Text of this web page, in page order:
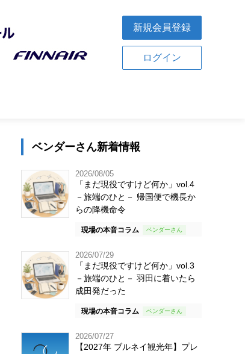
新規会員登録
ログイン
ベンダーさん新着情報
2026/08/05
「まだ現役ですけど何か」vol.4
－旅端のひと－ 帰国便で機長か
らの降機命令
現場の本音コラム
2026/07/29
「まだ現役ですけど何か」vol.3
－旅端のひと－ 羽田に着いたら
成田発だった
現場の本音コラム
2026/07/27
【2027年 ブルネイ観光年】プレ